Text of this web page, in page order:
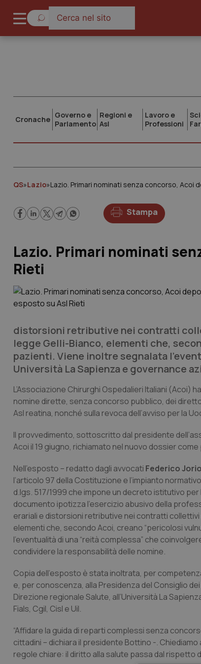
Cronache Governo e
Parlamento
Regioni e
Asl
Lavoro e
Professioni
QS»Lazio»Lazio. Primari nominati senza concorso, Acoi
Stampa
Lazio. Primari nominati
Rieti
distorsioni retributive nei contratti
legge Gelli-Bianco, elementi che,
pazienti. Viene inoltre segnalata
Università La Sapienza e governance
L’Associazione Chirurghi Ospedalieri Italiani (Acoi)
nomine dirette, senza concorso pubblico, dei
Asl reatina, nonché sulla revoca dell’avviso per la
Il provvedimento, sottoscritto dal presidente
Acoi il 19 giugno, richiamato nel nuovo dossier
Nell’esposto – redatto dagli avvocati Federico Jorio
l’articolo 97 della Costituzione e l’impianto
d.lgs. 517/1999 che impone un decreto istitutivo
documento ipotizza l’esercizio abusivo della
erariali e distorsioni retributive nei contratti
elementi che, secondo Acoi, creano “pericolosi
l’eventualità di una “reità complessa” che
condividere la responsabilità delle nomine.
Copia dell’esposto è stata inoltrata, per
e, per conoscenza, alla Presidenza del Consiglio
Direzione regionale Salute, all’Università La
Fials, Cgil, Cisl e Uil.
“Affidare la guida di reparti complessi senza
cittadini – dichiara il presidente Bottino -.
regole chiare: il diritto alla salute passa dal rispetto